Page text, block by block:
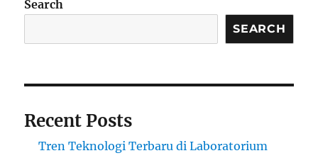
Search
SEARCH
Recent Posts
Tren Teknologi Terbaru di Laboratorium